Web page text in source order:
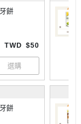
餅
TWD $50
餅